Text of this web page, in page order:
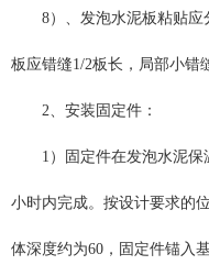
8）、发泡水泥板粘贴
板应错缝1/2板长，局部小错
2、安装固定件：
1）固定件在发泡水泥
小时内完成。按设计要求的
体深度约为60，固定件锚入